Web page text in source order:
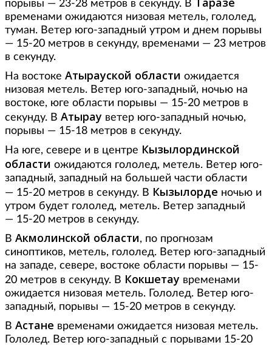
порывы — 23-28 метров в секунду. В
временами ожидаются низовая метель, гололед,
туман. Ветер юго-западный утром и днем порывы
— 15-20 метров в секунду, временами — 23 метров
в секунду.
На востоке Атырауской области ожидается
низовая метель. Ветер юго-западный, ночью на
востоке, юге области порывы — 15-20 метров в
секунду. В Атырау ветер юго-западный ночью,
порывы — 15-18 метров в секунду.
На юге, севере и в центре Кызылординской
области ожидаются гололед, метель. Ветер юго-
западный, западный на большей части области
— 15-20 метров в секунду. В Кызылорде ночью и
утром будет гололед, метель. Ветер западный
— 15-20 метров в секунду.
В Акмолинской области, по прогнозам
синоптиков, метель, гололед. Ветер юго-западный
на западе, севере, востоке области порывы — 15-
20 метров в секунду. В Кокшетау временами
ожидается низовая метель. Гололед. Ветер юго-
западный, порывы — 15-20 метров в секунду.
В Астане временами ожидается низовая метель.
Гололед. Ветер юго-западный с порывами 15-20